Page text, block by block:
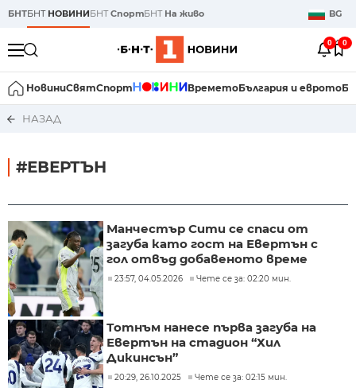
БНТБНТ НОВИНИБНТСпортБНТ На живо BG
0 0
НовиниСвятСпорт ВреметоБългария и еврото
НАЗАД
#ЕВЕРТЪН
Манчестър Сити се спаси от
загуба като гост на Евертън с
гол отвъд добавеното време
23:57, 04.05.2026 Чете се за: 02:20 мин.
Тотнъм нанесе първа загуба на
Евертън на стадион “Хил
Дикинсън”
20:29, 26.10.2025 Чете се за: 02:15 мин.